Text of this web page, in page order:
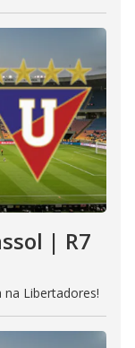
| R7
na Libertadores!